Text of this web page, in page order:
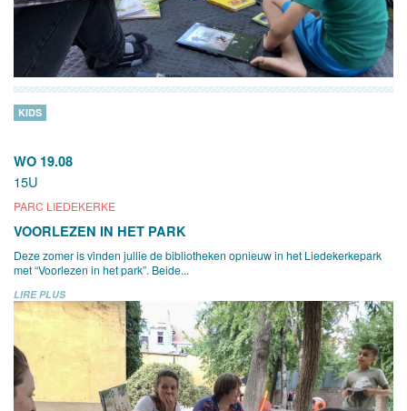
WO 19.08
15U
PARC LIEDEKERKE
KIDS
VOORLEZEN IN HET PARK
Deze zomer is vinden jullie de bibliotheken opnieuw in het Liedekerkepark
met “Voorlezen in het park”. Beide...
LIRE PLUS